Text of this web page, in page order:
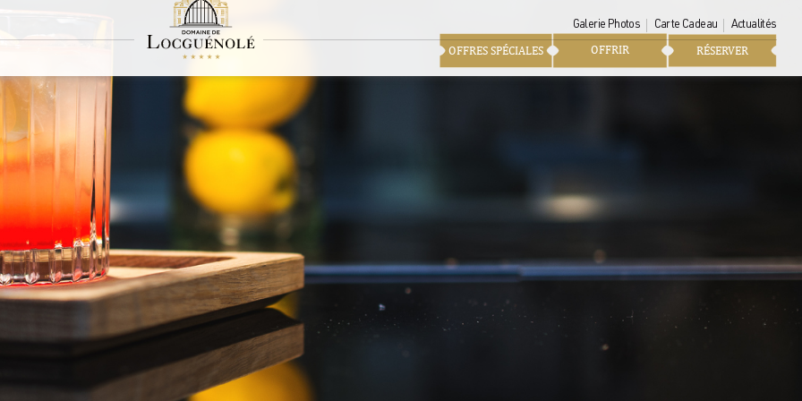
Galerie Photos Carte Cadeau Actualités
RÉSERVER
OFFRIR
OFFRES SPÉCIALES
L'Apparat
Un repaire feutré dans les salons du château
notre bar de poche, cultive l’originalité et invite au voyage. Le cadre feutré des salons est propice
des valeurs chères à Locguénolé. L’Apparat se veut le repaire des amateurs de mixologie. Petit bijou
le comptoir de L’Apparat semble suspendu en lévitation. La petite pièce ouvre sur le balcon du château,
du point de vue unique sur la mer qui oscille au gré des marées.
d’alcools fins et thés indiens des meilleurs terroirs, L’Apparat offre un moment suspendu…